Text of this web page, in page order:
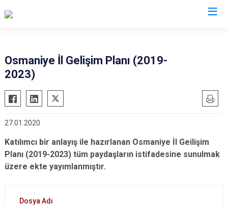
Osmaniye İl Gelişim Planı (2019-
2023)
27.01.2020
Katılımcı bir anlayış ile hazırlanan Osmaniye İl Geilişim
Planı (2019-2023) tüm paydaşların istifadesine sunulmak
üzere ekte yayımlanmıştır.